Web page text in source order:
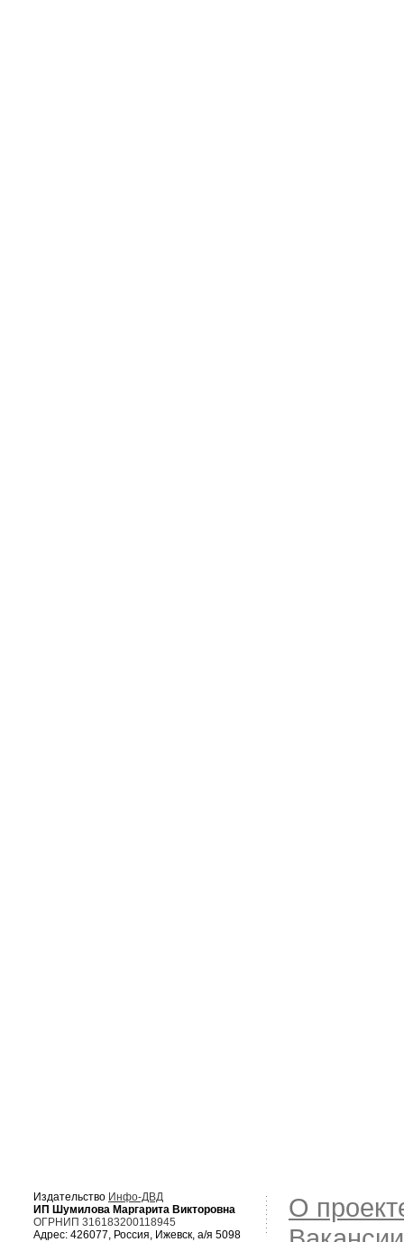
Издательство Инфо-ДВД
ИП Шумилова Маргарита Викторовна
ОГРНИП 316183200118945
Адрес: 426077, Россия, Ижевск, а/я 5098
О